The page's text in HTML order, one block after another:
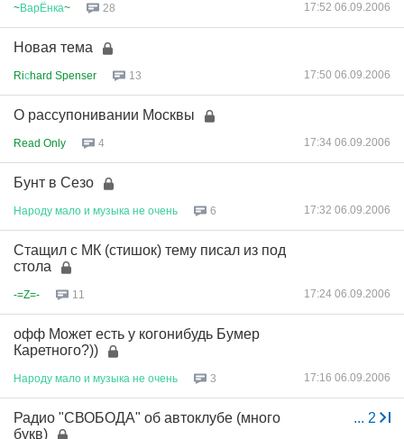
~ВарЁнка~ 28 17:52 06.09.2006
Новая тема
Riсhard Spenser 13 17:50 06.09.2006
О рассупонивании Москвы
Read Only 4 17:34 06.09.2006
Бунт в Сезо
Народу мало и музыка не очень 6 17:32 06.09.2006
Стащил с МК (стишок) тему писал из под
стола
-=Z=- 11 17:24 06.09.2006
офф Может есть у когонибудь Бумер
Каретного?))
Народу мало и музыка не очень 3 17:16 06.09.2006
... 2
Радио "СВОБОДА" об автоклубе (много
букв)